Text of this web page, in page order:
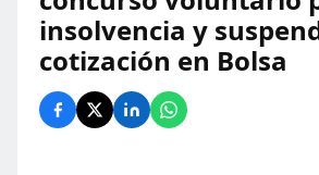
insolvencia y
cotización en Bolsa